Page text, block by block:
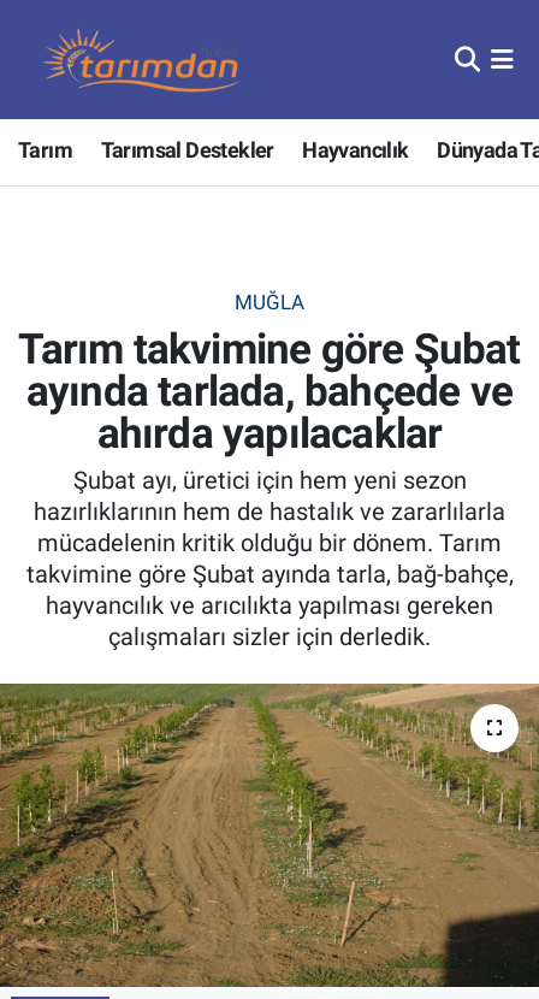
Tarım Tarımsal Destekler Hayvancılık Dünyada
MUĞLA
Tarım takvimine göre Şubat
ayında tarlada, bahçede ve
ahırda yapılacaklar
Şubat ayı, üretici için hem yeni sezon
hazırlıklarının hem de hastalık ve zararlılarla
mücadelenin kritik olduğu bir dönem. Tarım
takvimine göre Şubat ayında tarla, bağ-bahçe,
hayvancılık ve arıcılıkta yapılması gereken
çalışmaları sizler için derledik.
Tarım
Hayvancılık
Tarımsal Destekler
Tarım Bakanlığı
Tarım Kredi Kooperatifleri
Pankobirlik
Et fiyatları
Tarım Bilgisi
Yetiştirici Soruyor
Dünyada Tarım
Üretici Birlikleri
Şeker ve Şekerli Mamüller
Nöbetçi Eczaneler
Hava Durumu
Tüm Manşetler
Son Dakika Haberleri